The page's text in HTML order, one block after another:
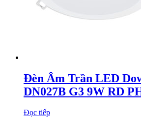
Đèn Âm Trần LED
DN027B G3 9W RD
Đọc tiếp